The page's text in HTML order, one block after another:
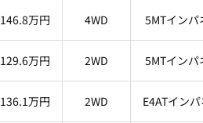
146.8万円 4WD 5MTインパ
129.6万円 2WD 5MTインパ
136.1万円 2WD E4ATイン